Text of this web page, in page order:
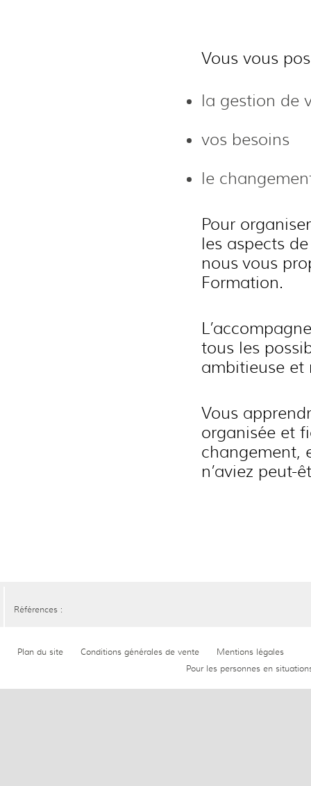
Vous vous
la gestion de
vos besoins
le
Pour
les aspects
nous vous
Formation.
tous les
ambitieuse et
Vous
organisée et
changement,
n’aviez peut-
Références :
Plan du site Conditions générales de vente
Mentions légales
Pour les personnes en